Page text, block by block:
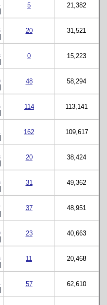
5 21,382
20 31,521
0 15,223
48 58,294
114 113,141
162 109,617
20 38,424
31 49,362
37 48,951
23 40,663
11 20,468
57 62,610